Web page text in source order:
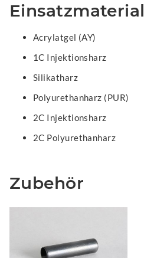
Einsatzmaterial
Acrylatgel (AY)
1C Injektionsharz
Silikatharz
Polyurethanharz (PUR)
2C Injektionsharz
2C Polyurethanharz
Zubehör